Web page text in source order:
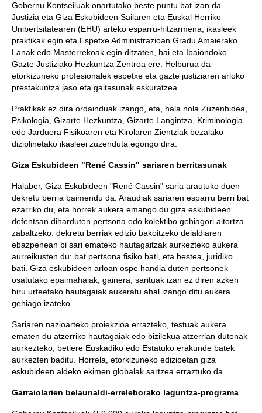
Gobernu Kontseiluak onartutako beste puntu bat izan da
Justizia eta Giza Eskubideen Sailaren eta Euskal Herriko
Unibertsitatearen (EHU) arteko esparru-hitzarmena, ikasleek
praktikak egin eta Espetxe Administrazioan Gradu Amaierako
Lanak edo Masterrekoak egin ditzaten, bai eta Ibaiondoko
Gazte Justiziako Hezkuntza Zentroa ere. Helburua da
etorkizuneko profesionalek espetxe eta gazte justiziaren arloko
prestakuntza jaso eta gaitasunak eskuratzea.
Praktikak ez dira ordainduak izango, eta, hala nola Zuzenbidea,
Psikologia, Gizarte Hezkuntza, Gizarte Langintza, Kriminologia
edo Jarduera Fisikoaren eta Kirolaren Zientziak bezalako
diziplinetako ikasleei zuzenduta egongo dira.
Giza Eskubideen "René Cassin" sariaren berritasunak
Halaber, Giza Eskubideen "René Cassin" saria arautuko duen
dekretu berria baimendu da. Araudiak sariaren esparru berri bat
ezarriko du, eta horrek aukera emango du giza eskubideen
defentsan diharduten pertsona edo kolektibo gehiagori aitortza
zabaltzeko. dekretu berriak edizio bakoitzeko deialdiaren
ebazpenean bi sari emateko hautagaitzak aurkezteko aukera
aurreikusten du: bat pertsona fisiko bati, eta bestea, juridiko
bati. Giza eskubideen arloan ospe handia duten pertsonek
osatutako epaimahaiak, gainera, sarituak izan ez diren azken
hiru urteetako hautagaiak aukeratu ahal izango ditu aukera
gehiago izateko.
Sariaren nazioarteko proiekzioa errazteko, testuak aukera
ematen du atzerriko hautagaiak edo bizilekua atzerrian dutenak
aurkezteko, betiere Euskadiko edo Estatuko erakunde batek
aurkezten baditu. Horrela, etorkizuneko edizioetan giza
eskubideen aldeko ekimen globalak sartzea erraztuko da.
Garraiolarien belaunaldi-erreleborako laguntza-programa